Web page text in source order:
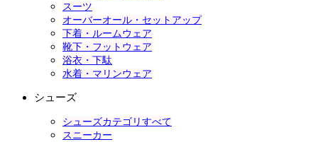
スーツ
オーバーオール・セットアップ
下着・ルームウェア
靴下・フットウェア
浴衣・下駄
水着・マリンウェア
シューズ
シューズカテゴリすべて
スニーカー